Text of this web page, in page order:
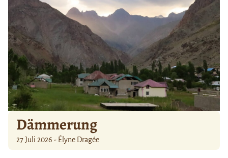
Dämmerung
27 Juli 2026 - Élyne Dragée